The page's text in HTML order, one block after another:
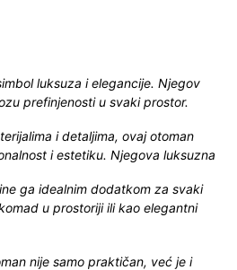
luksuza i elegancije. Njegov
prefinjenosti u svaki prostor.
i detaljima, ovaj otoman
i estetiku. Njegova luksuzna
ga idealnim dodatkom za svaki
u prostoriji ili kao elegantni
nije samo praktičan, već je i